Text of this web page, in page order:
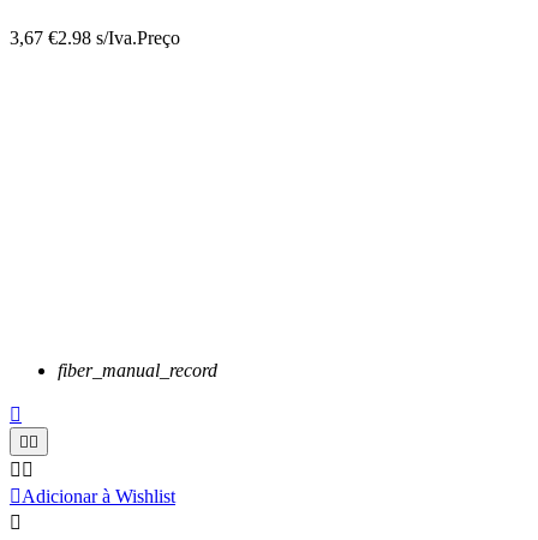
3,67 €2.98 s/Iva.Preço
fiber_manual_record

 
 
Adicionar à Wishlist
